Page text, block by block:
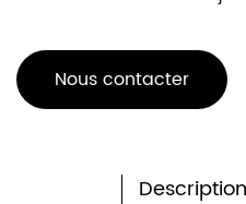
Nous contacter